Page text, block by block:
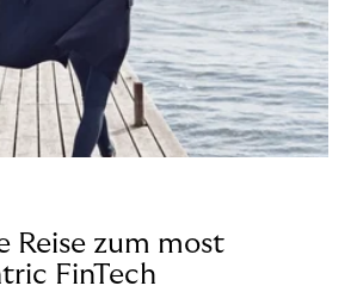
Reise zum most
FinTech